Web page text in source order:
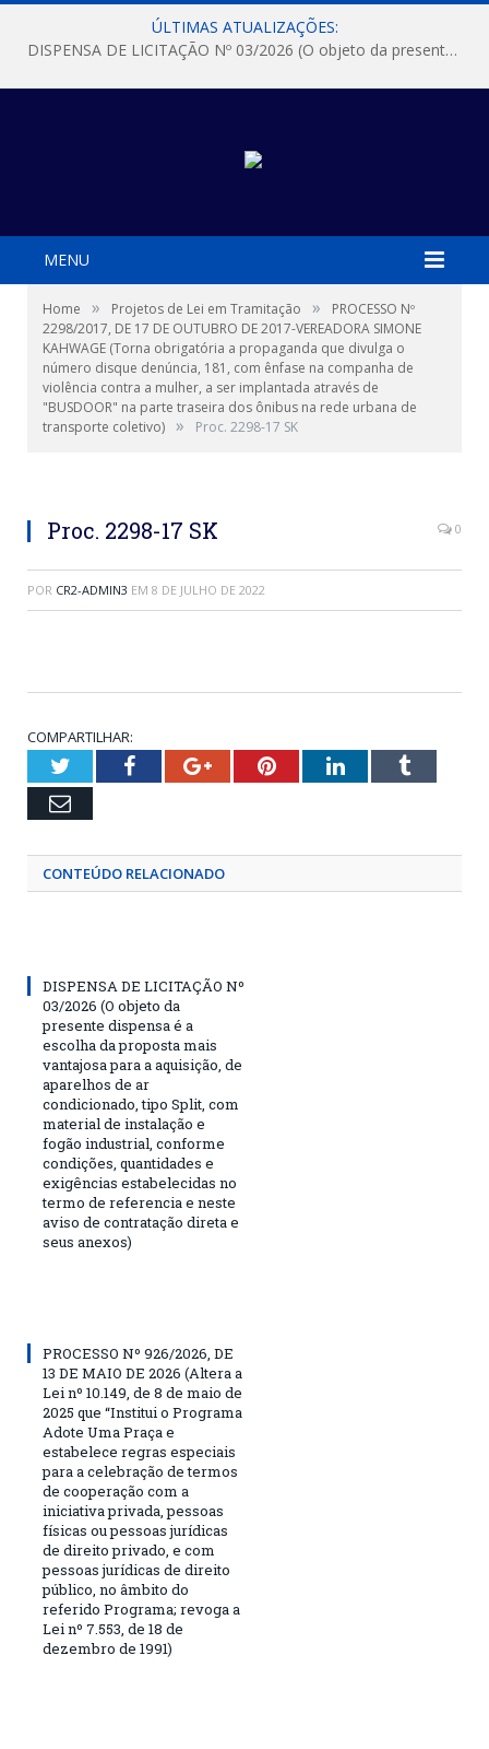
ÚLTIMAS ATUALIZAÇÕES:
DISPENSA DE LICITAÇÃO Nº 03/2026 (O objeto da presente dispensa é a escolha da proposta mais vantajosa para a aquisição, de aparelhos de ar condicionado, tipo Split, com material de instalação e fogão industrial, conforme condições, quantidades e exigências estabelecidas no termo de referencia e neste aviso de contratação direta e seus anexos)
MENU
Home » Projetos de Lei em Tramitação »
PROCESSO Nº
2298/2017, DE 17 DE OUTUBRO DE 2017-VEREADORA SIMONE
KAHWAGE (Torna obrigatória a propaganda que divulga o
número disque denúncia, 181, com ênfase na companha de
violência contra a mulher, a ser implantada através de
"BUSDOOR" na parte traseira dos ônibus na rede urbana de
transporte coletivo) » Proc. 2298-17 SK
Proc. 2298-17 SK 0
POR CR2-ADMIN3 EM 8 DE JULHO DE 2022
COMPARTILHAR:
TwitterFacebookGoogle+PinterestLinkedInTumblr
Email
CONTEÚDO RELACIONADO
DISPENSA DE LICITAÇÃO Nº
03/2026 (O objeto da
presente dispensa é a
escolha da proposta mais
vantajosa para a aquisição, de
aparelhos de ar
condicionado, tipo Split, com
material de instalação e
fogão industrial, conforme
condições, quantidades e
exigências estabelecidas no
termo de referencia e neste
aviso de contratação direta e
seus anexos)
PROCESSO Nº 926/2026, DE
13 DE MAIO DE 2026 (Altera a
Lei nº 10.149, de 8 de maio de
2025 que “Institui o Programa
Adote Uma Praça e
estabelece regras especiais
para a celebração de termos
de cooperação com a
iniciativa privada, pessoas
físicas ou pessoas jurídicas
de direito privado, e com
pessoas jurídicas de direito
público, no âmbito do
referido Programa; revoga a
Lei nº 7.553, de 18 de
dezembro de 1991)